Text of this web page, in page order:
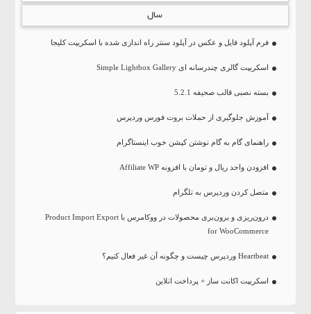
سال
فرم آپلود فایل و عکس در آپلود سنتر راه اندازی شده با اسکریپت کلیجا
اسکریپت گالری چندرسانه ای Simple Lightbox Gallery
بسته نصبی قالب صحیفه 5.2.1
آموزش جلوگیری از حملات بروت فورس وردپرس
راهنمای گام به گام نوشتن کپشن خوب اینستاگرام
افزودن واحد ریال و تومان با افزونه Affiliate WP
متصل کردن وردپرس به تلگرام
درون‌ریزی و برون‌بری محصولات در ووکامرس با Product Import Export
for WooCommerce
Heartbeat وردپرس چیست و چگونه آن غیر فعال کنیم؟
اسکریپت اکانت ساز + پرداخت انلاین